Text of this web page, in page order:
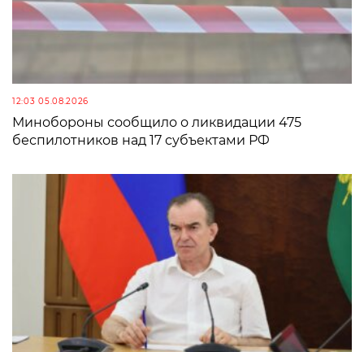
12:03 05.08.2026
Минобороны сообщило о ликвидации 475
беспилотников над 17 субъектами РФ